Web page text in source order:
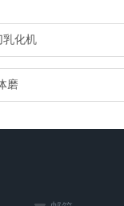
乳化机
磨